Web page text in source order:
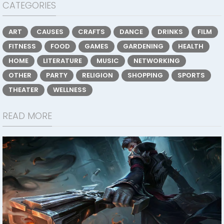
CATEGORIES
ART CAUSES CRAFTS DANCE DRINKS
FILM
FITNESS
FOOD GAMES GARDENING
HEALTH
HOME
LITERATURE MUSIC
NETWORKING
OTHER
PARTY RELIGION SHOPPING
SPORTS
THEATER
WELLNESS
READ MORE